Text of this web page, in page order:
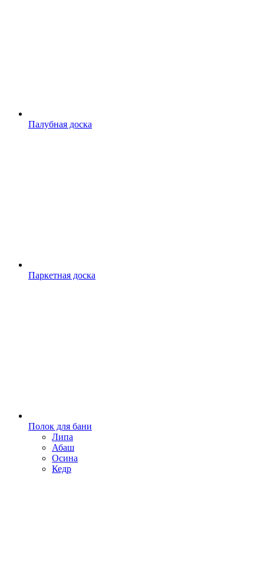
Палубная доска
Паркетная доска
Полок для бани
Липа
Абаш
Осина
Кедр